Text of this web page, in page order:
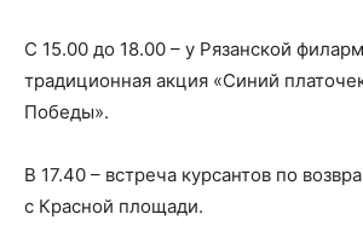
С 15.00 до 18.00 – у Рязанской
традиционная акция «Синий
Победы».
В 17.40 – встреча курсантов по
с Красной площади.